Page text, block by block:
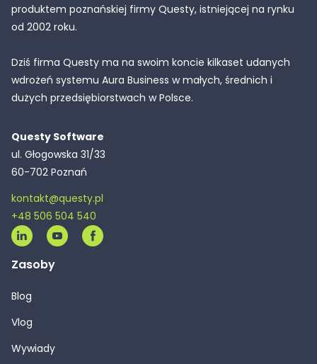
produktem poznańskiej firmy Questy, istniejącej na rynku
od 2002 roku.
Dziś firma Questy ma na swoim koncie kilkaset udanych
wdrożeń systemu Aura Business w małych, średnich i
dużych przedsiębiorstwach w Polsce.
Questy Software
ul. Głogowska 31/33
60-702 Poznań
kontakt@questy.pl
+48 506 504 540
Zasoby
Blog
Vlog
Wywiady